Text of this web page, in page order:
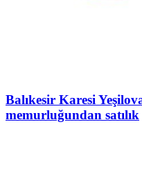
Balıkesir Karesi
memurluğundan satılık